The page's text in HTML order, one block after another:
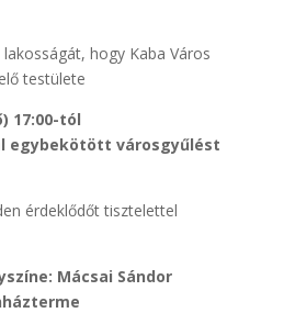
hogy Kaba Város
testülete
17:00-tól
egybekötött városgyűlést
érdeklődőt tisztelettel
Mácsai Sándor